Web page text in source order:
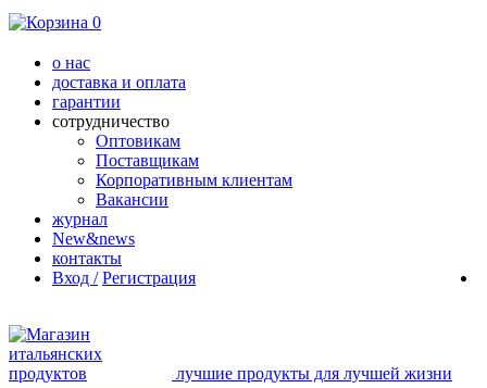
0
о нас
доставка и оплата
гарантии
сотрудничество
Оптовикам
Поставщикам
Корпоративным клиентам
Вакансии
журнал
New&news
контакты
Вход / Регистрация
лучшие продукты для лучшей жизни